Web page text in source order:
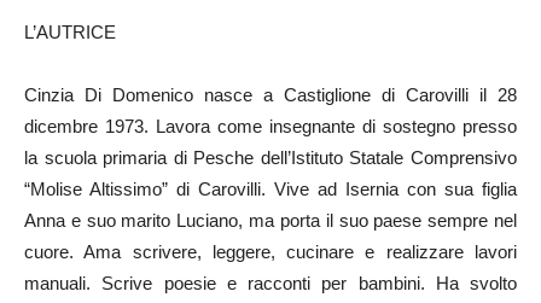
L’AUTRICE
Cinzia Di Domenico nasce a Castiglione di Carovilli il 28
dicembre 1973. Lavora come insegnante di sostegno presso
la scuola primaria di Pesche dell’Istituto Statale Comprensivo
“Molise Altissimo” di Carovilli. Vive ad Isernia con sua figlia
Anna e suo marito Luciano, ma porta il suo paese sempre nel
cuore. Ama scrivere, leggere, cucinare e realizzare lavori
manuali. Scrive poesie e racconti per bambini. Ha svolto